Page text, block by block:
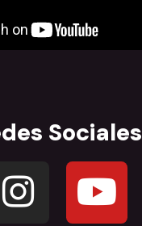
Sociales